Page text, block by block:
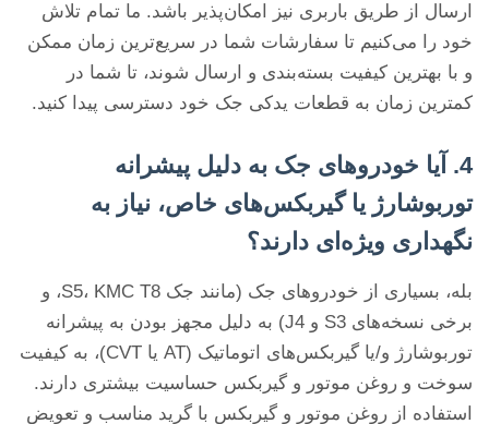
ارسال از طریق باربری نیز امکان‌پذیر باشد. ما تمام تلاش
خود را می‌کنیم تا سفارشات شما در سریع‌ترین زمان ممکن
و با بهترین کیفیت بسته‌بندی و ارسال شوند، تا شما در
کمترین زمان به قطعات یدکی جک خود دسترسی پیدا کنید.
4. آیا خودروهای جک به دلیل پیشرانه
توربوشارژ یا گیربکس‌های خاص، نیاز به
نگهداری ویژه‌ای دارند؟
بله، بسیاری از خودروهای جک (مانند جک S5، KMC T8، و
برخی نسخه‌های S3 و J4) به دلیل مجهز بودن به پیشرانه
توربوشارژ و/یا گیربکس‌های اتوماتیک (AT یا CVT)، به کیفیت
سوخت و روغن موتور و گیربکس حساسیت بیشتری دارند.
استفاده از روغن موتور و گیربکس با گرید مناسب و تعویض